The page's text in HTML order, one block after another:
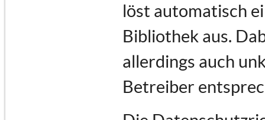
löst automatisch
Bibliothek aus.
allerdings auch
Betreiber